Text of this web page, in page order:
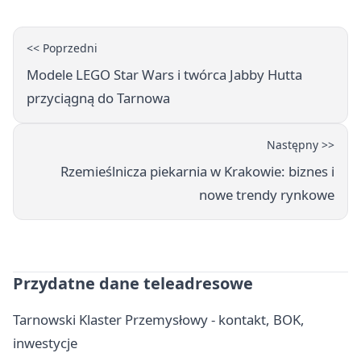
<< Poprzedni
Modele LEGO Star Wars i twórca Jabby Hutta
przyciągną do Tarnowa
Następny >>
Rzemieślnicza piekarnia w Krakowie: biznes i
nowe trendy rynkowe
Przydatne dane teleadresowe
Tarnowski Klaster Przemysłowy - kontakt, BOK,
inwestycje